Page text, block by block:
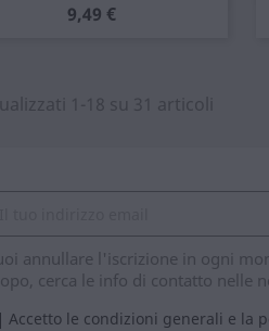
Prezzo
9,49 €
1-18 su 31 articoli
annullare l'iscrizione in ogni
cerca le info di contatto nelle
Accetto le condizioni generali e la